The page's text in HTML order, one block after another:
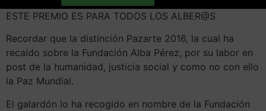
ESTE PREMIO ES PARA TODOS LOS ALBER@S
Recordar que la distinción Pazarte 2016, la cual ha
recaído sobre la Fundación Alba Pérez, por su labor en
post de la humanidad, justicia social y como no con ello
la Paz Mundial.
El galardón lo ha recogido en nombre de la Fundación